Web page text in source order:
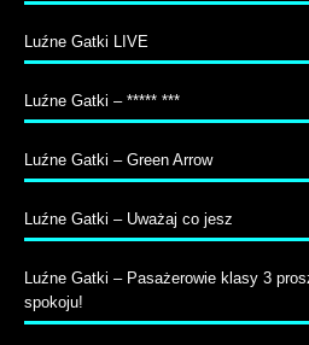
Luźne Gatki LIVE
Luźne Gatki – ***** ***
Luźne Gatki – Green Arrow
Luźne Gatki – Uważaj co jesz
Luźne Gatki – Pasażerowie klasy 3
spokoju!